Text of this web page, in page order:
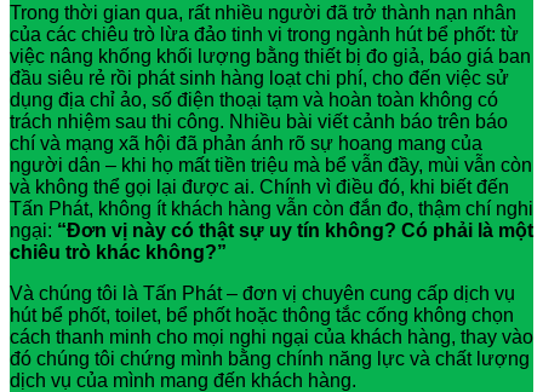
Trong thời gian qua, rất nhiều người đã trở thành nạn nhân
của các chiêu trò lừa đảo tinh vi trong ngành hút bể phốt: từ
việc nâng khống khối lượng bằng thiết bị đo giả, báo giá ban
đầu siêu rẻ rồi phát sinh hàng loạt chi phí, cho đến việc sử
dụng địa chỉ ảo, số điện thoại tạm và hoàn toàn không có
trách nhiệm sau thi công. Nhiều bài viết cảnh báo trên báo
chí và mạng xã hội đã phản ánh rõ sự hoang mang của
người dân – khi họ mất tiền triệu mà bể vẫn đầy, mùi vẫn còn
và không thể gọi lại được ai. Chính vì điều đó, khi biết đến
Tấn Phát, không ít khách hàng vẫn còn đắn đo, thậm chí nghi
ngại: “Đơn vị này có thật sự uy tín không? Có phải là một
chiêu trò khác không?”
Và chúng tôi là Tấn Phát – đơn vị chuyên cung cấp dịch vụ
hút bể phốt, toilet, bể phốt hoặc thông tắc cống không chọn
cách thanh minh cho mọi nghi ngại của khách hàng, thay vào
đó chúng tôi chứng mình bằng chính năng lực và chất lượng
dịch vụ của mình mang đến khách hàng.